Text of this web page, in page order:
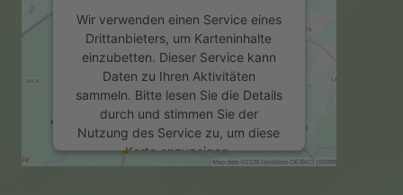
Wir verwenden einen Service eines
Drittanbieters, um Karteninhalte
einzubetten. Dieser Service kann
Daten zu Ihren Aktivitäten
sammeln. Bitte lesen Sie die Details
durch und stimmen Sie der
Nutzung des Service zu, um diese
Karte anzuzeigen.